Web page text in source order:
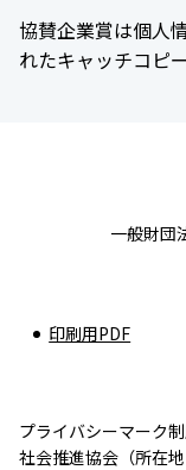
協賛企業賞は個人
れたキャッチコピ
一般財団
印刷用PDF
プライバシーマーク
社会推進協会（所在